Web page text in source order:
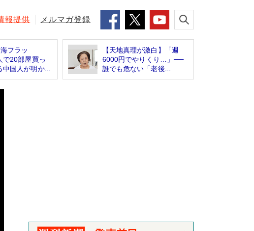
報提供 メルマガ登録
フラッ
20部屋買っ
中国人が明か...
【天地真理が激白】「週
6000円でやりくり…」──
誰でも危ない「老後...